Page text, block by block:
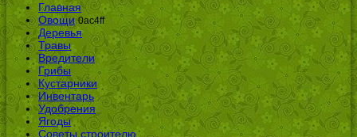
Главная
Овощи 0ac4ff
Деревья
Травы
Вредители
Грибы
Кустарники
Инвентарь
Удобрения
Ягоды
Советы строителю